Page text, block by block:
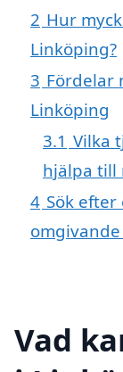
2 Hur
Linköping?
3 Fördelar
Linköping
3.1 Vilka
hjälpa till
4 Sök
Vad